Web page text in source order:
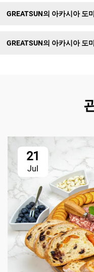
GREATSUN의 아카시아 도
GREATSUN의 아카시아 도
21
Jul